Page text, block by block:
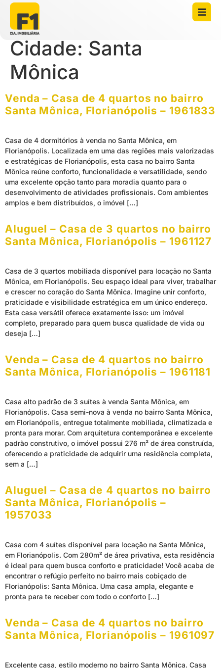
Cidade: Santa
Mônica
Venda – Casa de 4 quartos no bairro
Santa Mônica, Florianópolis – 1961833
Casa de 4 dormitórios à venda no Santa Mônica, em
Florianópolis. Localizada em uma das regiões mais valorizadas
e estratégicas de Florianópolis, esta casa no bairro Santa
Mônica reúne conforto, funcionalidade e versatilidade, sendo
uma excelente opção tanto para moradia quanto para o
desenvolvimento de atividades profissionais. Com ambientes
amplos e bem distribuídos, o imóvel […]
Aluguel – Casa de 3 quartos no bairro
Santa Mônica, Florianópolis – 1961127
Casa de 3 quartos mobiliada disponível para locação no Santa
Mônica, em Florianópolis. Seu espaço ideal para viver, trabalhar
e crescer no coração do Santa Mônica. Imagine unir conforto,
praticidade e visibilidade estratégica em um único endereço.
Esta casa versátil oferece exatamente isso: um imóvel
completo, preparado para quem busca qualidade de vida ou
deseja […]
Venda – Casa de 4 quartos no bairro
Santa Mônica, Florianópolis – 1961181
Casa alto padrão de 3 suítes à venda Santa Mônica, em
Florianópolis. Casa semi-nova à venda no bairro Santa Mônica,
em Florianópolis, entregue totalmente mobiliada, climatizada e
pronta para morar. Com arquitetura contemporânea e excelente
padrão construtivo, o imóvel possui 276 m² de área construída,
oferecendo a praticidade de adquirir uma residência completa,
sem a […]
Aluguel – Casa de 4 quartos no bairro
Santa Mônica, Florianópolis –
1957033
Casa com 4 suítes disponível para locação na Santa Mônica,
em Florianópolis. Com 280m² de área privativa, esta residência
é ideal para quem busca conforto e praticidade! Você acaba de
encontrar o refúgio perfeito no bairro mais cobiçado de
Florianópolis: Santa Mônica. Uma casa ampla, elegante e
pronta para te receber com todo o conforto […]
Venda – Casa de 4 quartos no bairro
Santa Mônica, Florianópolis – 1961097
Excelente casa, estilo moderno no bairro Santa Mônica. Casa